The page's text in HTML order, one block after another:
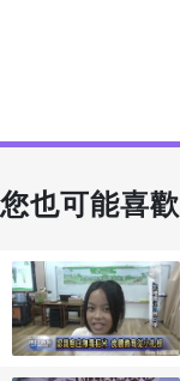
您也可能喜